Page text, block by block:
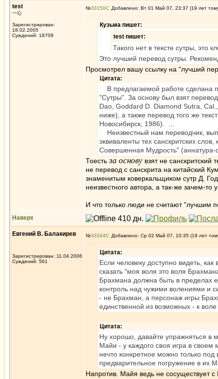
test
一心
Зарегистрирован:
18.02.2005
Суждений: 18709
№33150 Добавлено: Вт 01 Май 07, 23:37 (19 лет
Кузьма пишет:
test пишет:
Такого нет в тексте сутры, это
Это лучший перевод сутры.
Просмотрел вашу ссылку на "лучший
Цитата:
В предлагаемой работе сделана
"Сутры". За основу был взят
Dao, Goddard D. Diamond Sutra,
ниже), а также перевод того же
Новосибирск, 1986). ...
Неизвестный нам переводчик,
эквиваленты тех санскритских
Совершенная Мудрость"
Тоестьза основу взят не санскритский
не перевод с санскрита на китайский
знаменитым коверкальщиком сутр Д.
неизвестного автора, а так-же зачем-
И что только люди не считают "лучшим
Наверх
Евгений В. Балакирев
Зарегистрирован: 11.04.2006
Суждений: 561
№33164 Добавлено: Ср 02 Май 07, 10:35 (19 лет
Цитата:
Если человеку доступно видеть,
сказать "моя воля это воля
Брахмана должна быть в пределах
контроль над чужими волениями и
- не Брахман, а персонаж игры
единственной из возможных - к
Цитата:
Ну хорошо, давайте упражняться в
Майи - у каждого своя игра в своем
нечто конкретное можно только
предварительное погружение в их
Напротив. Майя ведь не сосуществует